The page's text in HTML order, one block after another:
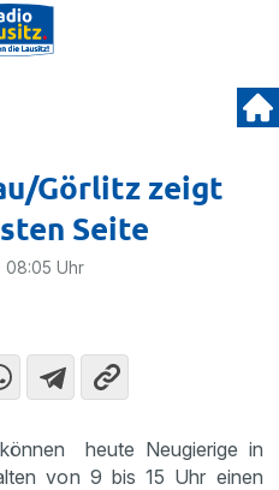
Görlitz zeigt
Seite
| 08:05 Uhr
heute Neugierige in
von 9 bis 15 Uhr einen